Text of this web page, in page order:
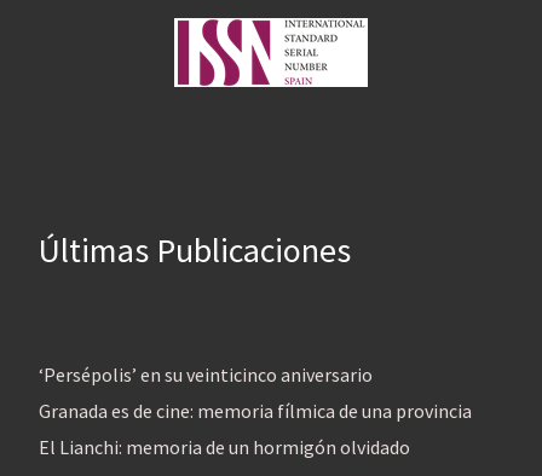
Últimas Publicaciones
‘Persépolis’ en su veinticinco aniversario
Granada es de cine: memoria fílmica de una provincia
El Lianchi: memoria de un hormigón olvidado